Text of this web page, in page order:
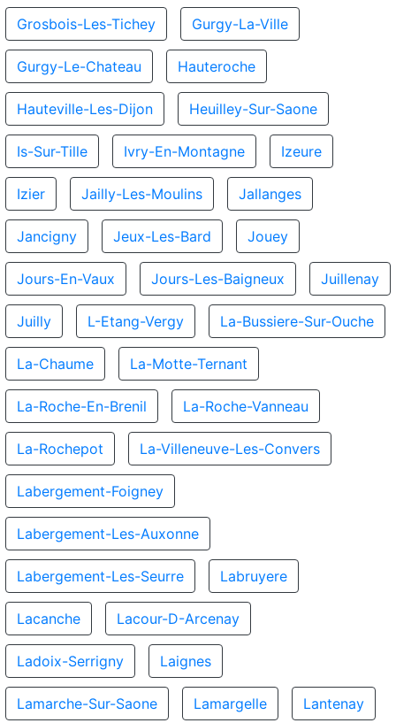
Grosbois-Les-Tichey Gurgy-La-Ville
Gurgy-Le-Chateau Hauteroche
Hauteville-Les-Dijon Heuilley-Sur-Saone
Is-Sur-Tille Ivry-En-Montagne Izeure
Izier Jailly-Les-Moulins Jallanges
Jancigny Jeux-Les-Bard Jouey
Jours-En-Vaux Jours-Les-Baigneux Juillenay
Juilly L-Etang-Vergy La-Bussiere-Sur-Ouche
La-Chaume La-Motte-Ternant
La-Roche-En-Brenil La-Roche-Vanneau
La-Rochepot La-Villeneuve-Les-Convers
Labergement-Foigney
Labergement-Les-Auxonne
Labergement-Les-Seurre Labruyere
Lacanche Lacour-D-Arcenay
Ladoix-Serrigny Laignes
Lamarche-Sur-Saone Lamargelle Lantenay